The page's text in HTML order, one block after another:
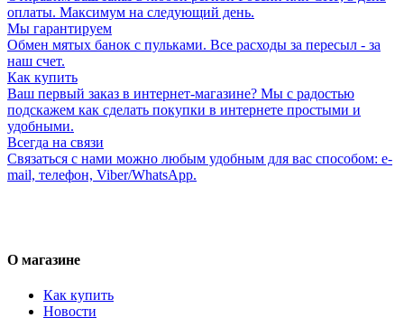
оплаты. Максимум на следующий день.
Мы гарантируем
Обмен мятых банок с пульками. Все расходы за пересыл - за
наш счет.
Как купить
Ваш первый заказ в интернет-магазине? Мы с радостью
подскажем как сделать покупки в интернете простыми и
удобными.
Всегда на связи
Связаться с нами можно любым удобным для вас способом: e-
mail, телефон, Viber/WhatsApp.
О магазине
Как купить
Новости